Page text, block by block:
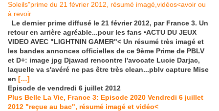
Soleils"prime du 21 février 2012, résumé imagé,vidéos<avoir ou
à revoir
Le dernier prime diffusé le 21 février 2012, par France 3. Un
retour en arrière agréable...pour les fans •ACTU DU JEUX
VIDEO AVEC "LIGHTNIN GAMER"< Un résumé très imagé et
les bandes annonces officielles de ce 9ème Prime de PBLV
et D+: image jpg Djawad rencontre l'avocate Lucie Darjac,
laquelle va s'avéré ne pas être très clean...pblv capture Mise
en […]
Episode de vendredi 6 juillet 2012
Plus Belle La Vie, France 3: Episode 2020 Vendredi 6 juillet
2012 "reçue au bac", résumé imagé et vidéo<